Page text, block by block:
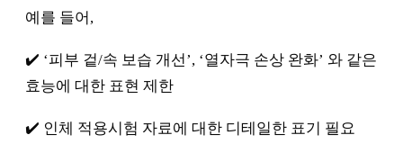
예를 들어,
✔️ ‘피부 겉/속 보습 개선’, ‘열자극 손상 완화’ 와 같은
효능에 대한 표현 제한
✔️ 인체 적용시험 자료에 대한 디테일한 표기 필요